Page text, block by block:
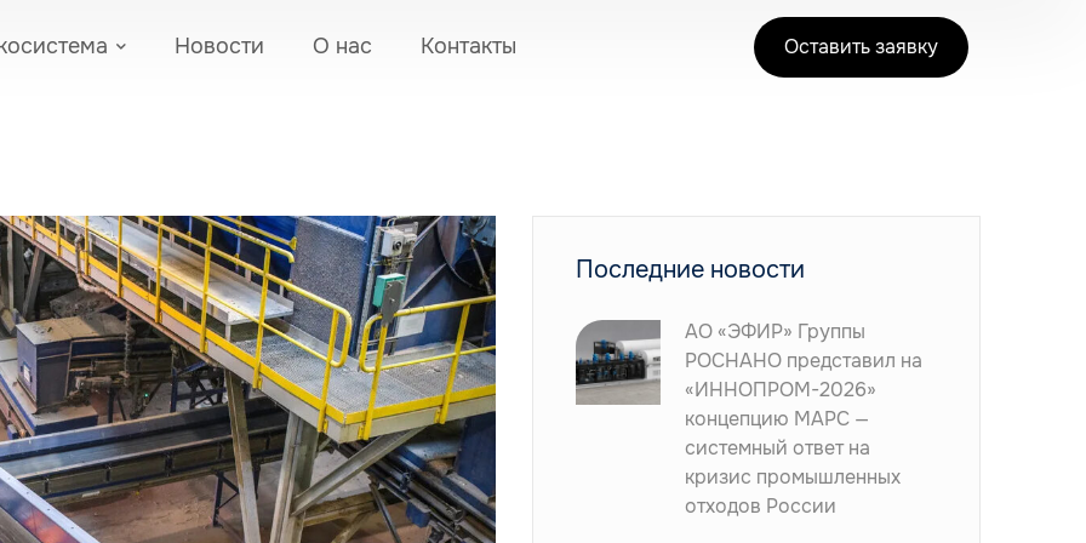
Новости О нас Контакты Оставить заявку
Последние новости
АО «ЭФИР» Группы
РОСНАНО представил на
«ИННОПРОМ-2026»
концепцию МАРС —
системный ответ на
кризис промышленных
отходов России